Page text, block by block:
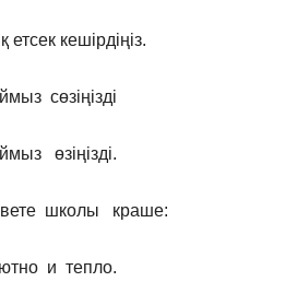
школы краше:
тепло.